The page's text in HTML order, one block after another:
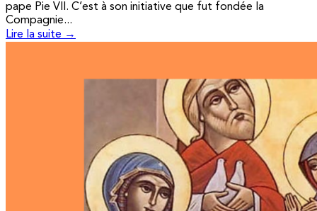
pape Pie VII. C’est à son initiative que fut fondée la
Compagnie...
Lire la suite →